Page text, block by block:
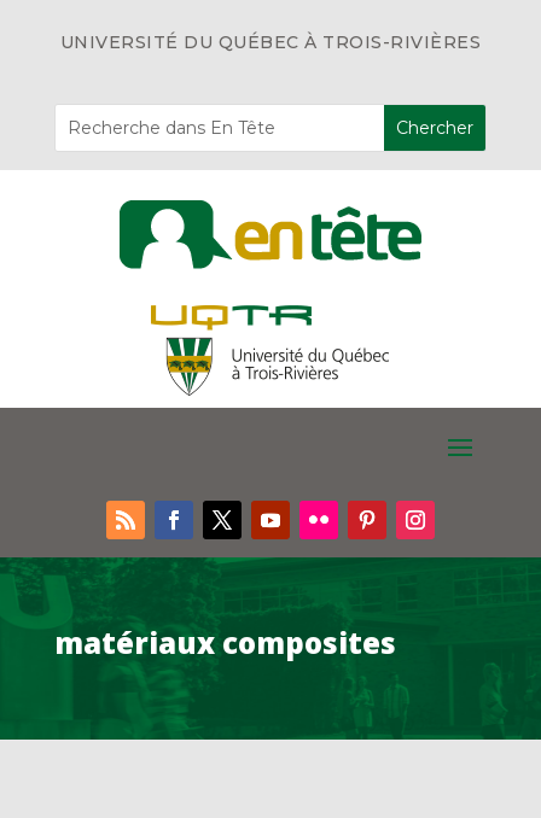
UNIVERSITÉ DU QUÉBEC À TROIS-RIVIÈRES
matériaux composites